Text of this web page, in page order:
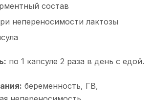
состав
непереносимости лактозы
по 1 капсуле 2 раза в день с едой.
беременность, ГВ,